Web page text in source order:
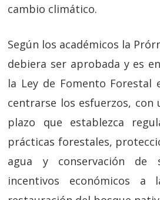
cambio climático.
Según los académicos la
debiera ser aprobada y es
la Ley de Fomento Forestal
centrarse los esfuerzos, con
plazo que establezca
prácticas forestales,
agua y conservación
incentivos económicos a